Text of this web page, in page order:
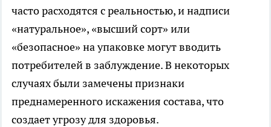
часто расходятся с реальностью, и надписи
«натуральное», «высший сорт» или
«безопасное» на упаковке могут вводить
потребителей в заблуждение. В некоторых
случаях были замечены признаки
преднамеренного искажения состава, что
создает угрозу для здоровья.